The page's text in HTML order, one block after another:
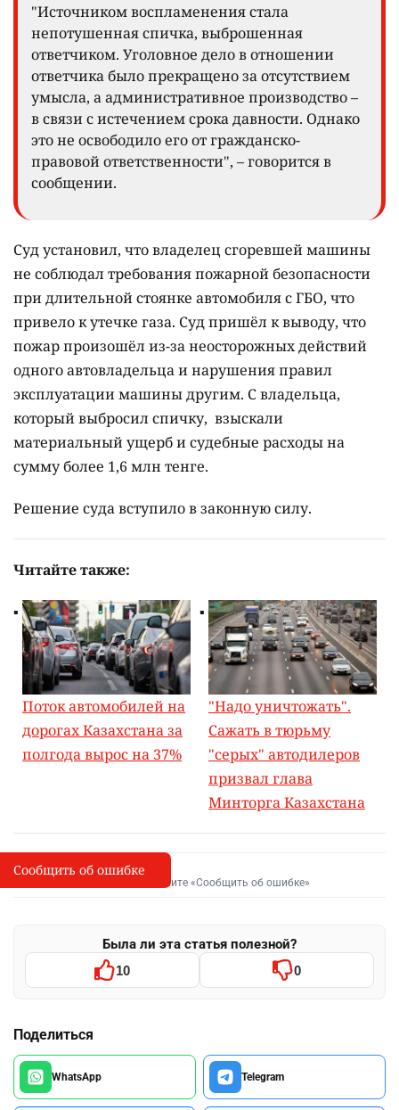
"Источником воспламенения стала
непотушенная спичка, выброшенная
ответчиком. Уголовное дело в отношении
ответчика было прекращено за отсутствием
умысла, а административное производство –
в связи с истечением срока давности. Однако
это не освободило его от гражданско-
правовой ответственности", – говорится в
сообщении.
Суд установил, что владелец сгоревшей машины
не соблюдал требования пожарной безопасности
при длительной стоянке автомобиля с ГБО, что
привело к утечке газа. Суд пришёл к выводу, что
пожар произошёл из-за неосторожных действий
одного автовладельца и нарушения правил
эксплуатации машины другим. С владельца,
который выбросил спичку, взыскали
материальный ущерб и судебные расходы на
сумму более 1,6 млн тенге.
Решение суда вступило в законную силу.
Читайте также:
Поток автомобилей на
дорогах Казахстана за
полгода вырос на 37%
"Надо уничтожать".
Сажать в тюрьму
"серых" автодилеров
призвал глава
Минторга Казахстана
I
Сообщить об опечатке
Выделите фрагмент и нажмите «Сообщить об ошибке»
Была ли эта статья полезной?
10 0
Поделиться
WhatsApp Telegram
Сообщить об ошибке